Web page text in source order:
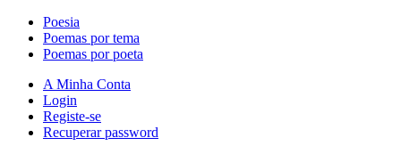
Poesia
Poemas por tema
Poemas por poeta
A Minha Conta
Login
Registe-se
Recuperar password